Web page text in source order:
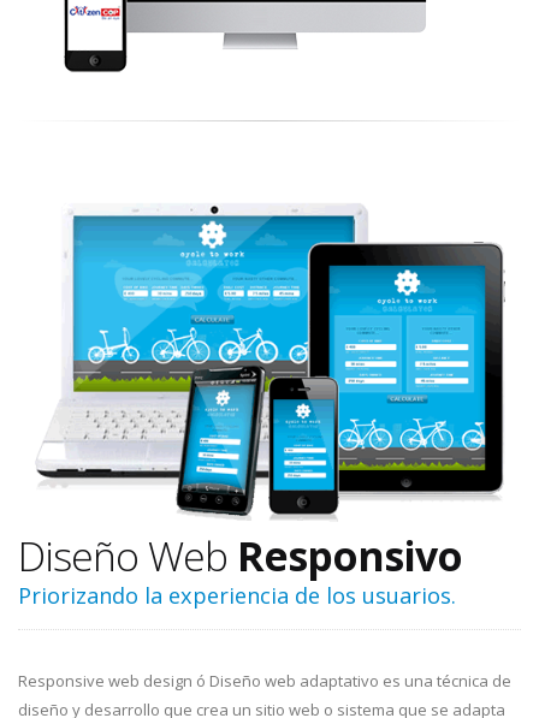
Diseño Web Responsivo
Priorizando la experiencia de los usuarios.
Responsive web design ó Diseño web adaptativo es una técnica de
diseño y desarrollo que crea un sitio web o sistema que se adapta